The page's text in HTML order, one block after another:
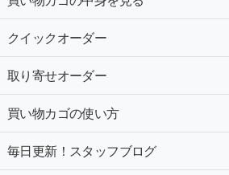
クイックオーダー
取り寄せオーダー
買い物カゴの使い方
毎日更新！スタッフブログ